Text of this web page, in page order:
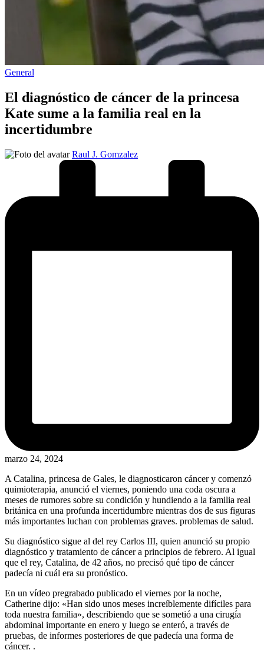
Publicado
General
El diagnóstico de cáncer de la princesa
Kate sume a la familia real en la
incertidumbre
Publicado
Raul J. Gomzalez
marzo 24, 2024
A Catalina, princesa de Gales, le diagnosticaron cáncer y comenzó
quimioterapia, anunció el viernes, poniendo una coda oscura a
meses de rumores sobre su condición y hundiendo a la familia real
británica en una profunda incertidumbre mientras dos de sus figuras
más importantes luchan con problemas graves. problemas de salud.
Su diagnóstico sigue al del rey Carlos III, quien anunció su propio
diagnóstico y tratamiento de cáncer a principios de febrero. Al igual
que el rey, Catalina, de 42 años, no precisó qué tipo de cáncer
padecía ni cuál era su pronóstico.
En un vídeo pregrabado publicado el viernes por la noche,
Catherine dijo: «Han sido unos meses increíblemente difíciles para
toda nuestra familia», describiendo que se sometió a una cirugía
abdominal importante en enero y luego se enteró, a través de
pruebas, de informes posteriores de que padecía una forma de
cáncer. .